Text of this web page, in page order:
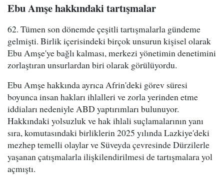
Ebu Amşe hakkındaki tartışmalar
62. Tümen son dönemde çeşitli tartışmalarla gündeme
gelmişti. Birlik içerisindeki birçok unsurun kişisel olarak
Ebu Amşe'ye bağlı kalması, merkezi yönetimin denetimini
zorlaştıran unsurlardan biri olarak görülüyordu.
Ebu Amşe hakkında ayrıca Afrin'deki görev süresi
boyunca insan hakları ihlalleri ve zorla yerinden etme
iddiaları nedeniyle ABD yaptırımları bulunuyor.
Hakkındaki yolsuzluk ve hak ihlali suçlamalarının yanı
sıra, komutasındaki birliklerin 2025 yılında Lazkiye'deki
mezhep temelli olaylar ve Süveyda çevresinde Dürzilerle
yaşanan çatışmalarla ilişkilendirilmesi de tartışmalara yol
açmıştı.